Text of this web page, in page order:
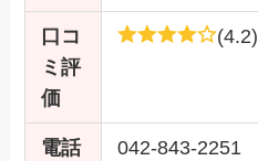
口コ
ミ評
価
(4.2)
電話
042-843-2251